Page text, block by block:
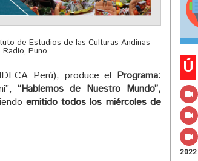
de Estudios de las Culturas Andinas
Puno.
Perú), produce el Programa:
“Hablemos de Nuestro Mundo”,
emitido todos los miércoles de
Ú
2022